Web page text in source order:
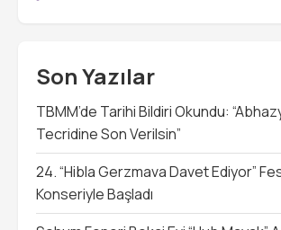
Son Yazılar
TBMM’de Tarihi Bildiri Okundu:
Tecridine Son Verilsin”
24. “Hibla Gerzmava Davet Ediyor”
Konseriyle Başladı